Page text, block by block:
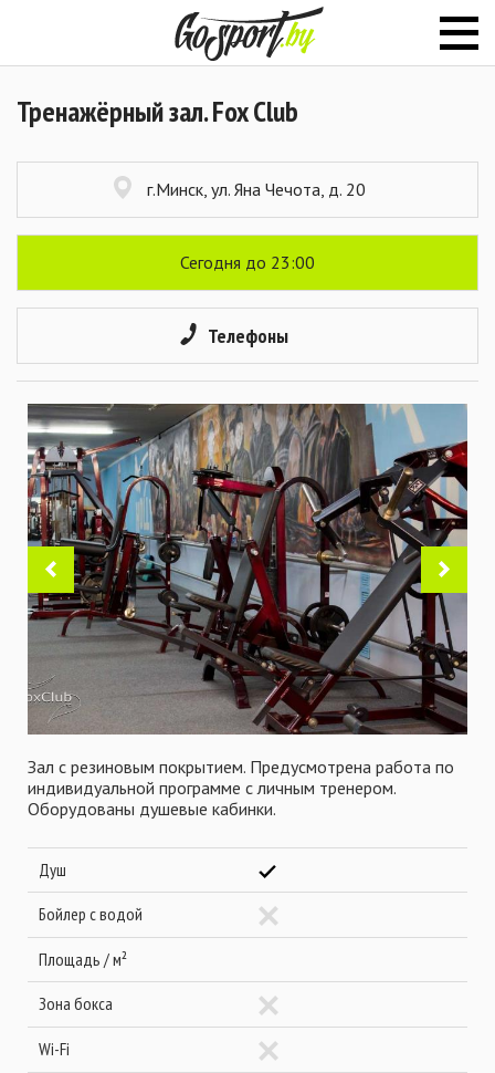
Тренажёрный зал. Fox Club
г.Минск, ул. Яна Чечота, д. 20
Сегодня до 23:00
Телефоны
Зал с резиновым покрытием. Предусмотрена работа по
индивидуальной программе с личным тренером.
Оборудованы душевые кабинки.
Душ
Бойлер с водой
Площадь / м²
Зона бокса
Wi-Fi